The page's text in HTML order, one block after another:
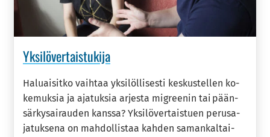
Yksilö­vertais­­tukija
Ha­luai­sit­ko vaih­taa yk­si­löl­li­ses­ti kes­kus­tel­len ko­
ke­muk­sia ja aja­tuk­sia ar­jes­ta migree­nin tai pään­
sär­ky­sai­rau­den kans­sa? Yk­si­lö­ver­tais­tuen pe­rus­a­
ja­tuk­se­na on mah­dol­lis­taa kah­den sa­man­kal­tai­